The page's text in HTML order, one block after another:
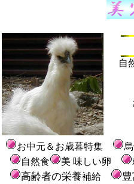
自
お中元＆お歳暮特集
自然食
美 味しい卵
高齢者の栄養補給